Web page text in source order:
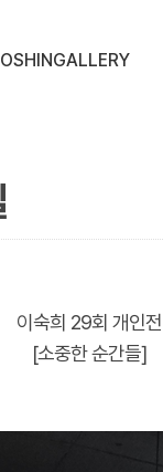
이숙희 29회 개인전
[소중한 순간들]